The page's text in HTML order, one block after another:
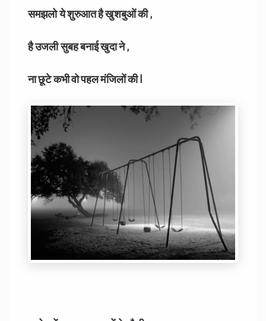
समझलो ये शुरुआत है खुशबुओं की ,
है उजली सुबह बनाई खुदा ने ,
ना छूटे कभी वो पहल मंजिलों की I